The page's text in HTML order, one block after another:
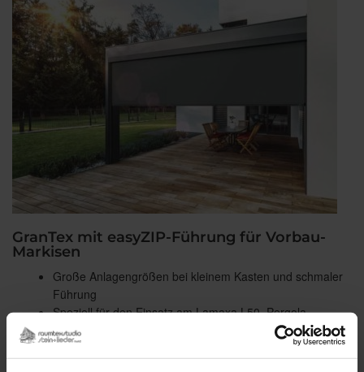
GranTex mit easyZIP-Führung für Vorbau-
Markisen
Große Anlagengrößen bei kleinem Kasten und schmaler
Führung
Speziell für den Einsatz am Lamaxa L50, Pergola-
Markisen, Wintergärten und Terrassendächer
Mit Screen- und Soltis 92-Gewebe erhältlich